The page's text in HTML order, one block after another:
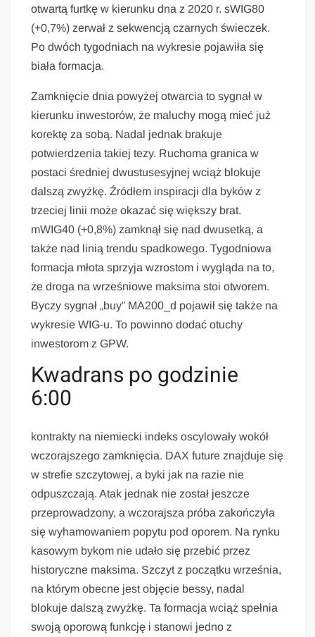
otwartą furtkę w kierunku dna z 2020 r. sWIG80
(+0,7%) zerwał z sekwencją czarnych świeczek.
Po dwóch tygodniach na wykresie pojawiła się
biała formacja.
Zamknięcie dnia powyżej otwarcia to sygnał w
kierunku inwestorów, że maluchy mogą mieć już
korektę za sobą. Nadal jednak brakuje
potwierdzenia takiej tezy. Ruchoma granica w
postaci średniej dwustusesyjnej wciąż blokuje
dalszą zwyżkę. Źródłem inspiracji dla byków z
trzeciej linii może okazać się większy brat.
mWIG40 (+0,8%) zamknął się nad dwusetką, a
także nad linią trendu spadkowego. Tygodniowa
formacja młota sprzyja wzrostom i wygląda na to,
że droga na wrześniowe maksima stoi otworem.
Byczy sygnał „buy” MA200_d pojawił się także na
wykresie WIG-u. To powinno dodać otuchy
inwestorom z GPW.
Kwadrans po godzinie
6:00
kontrakty na niemiecki indeks oscylowały wokół
wczorajszego zamknięcia. DAX future znajduje się
w strefie szczytowej, a byki jak na razie nie
odpuszczają. Atak jednak nie został jeszcze
przeprowadzony, a wczorajsza próba zakończyła
się wyhamowaniem popytu pod oporem. Na rynku
kasowym bykom nie udało się przebić przez
historyczne maksima. Szczyt z początku września,
na którym obecne jest objęcie bessy, nadal
blokuje dalszą zwyżkę. Ta formacja wciąż spełnia
swoją oporową funkcję i stanowi jedno z